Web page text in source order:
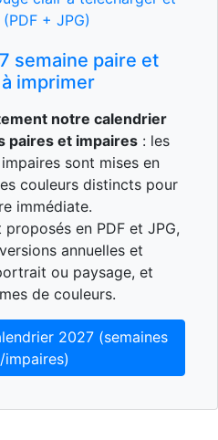
semaine paire et
imprimer
notre calendrier
paires et impaires : les
sont mises en
couleurs distincts pour
immédiate.
en PDF et JPG,
annuelles et
ou paysage, et
de couleurs.
2027 (semaines
impaires)